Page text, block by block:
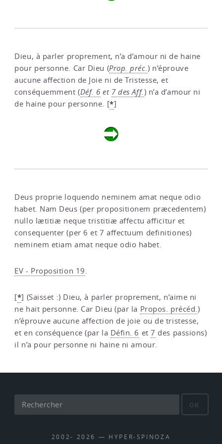
Dieu, à parler proprement, n’a d’amour ni de haine
pour personne. Car Dieu (Prop. préc.) n’éprouve
aucune affection de Joie ni de Tristesse, et
conséquemment (Déf. 6 et 7 des Aff.) n’a d’amour ni
de haine pour personne. [*]
Deus proprie loquendo neminem amat neque odio
habet. Nam Deus (per propositionem præcedentem)
nullo lætitiæ neque tristitiæ affectu afficitur et
consequenter (per 6 et 7 affectuum definitiones)
neminem etiam amat neque odio habet.
EV - Proposition 19.
[*] (Saisset :) Dieu, à parler proprement, n’aime ni
ne hait personne. Car Dieu (par la Propos. précéd.)
n’éprouve aucune affection de joie ou de tristesse,
et en conséquence (par la Défin. 6 et7 des passions)
il n’a pour personne ni haine ni amour.
OK
2002- 2026 — HYPER-SPINOZA